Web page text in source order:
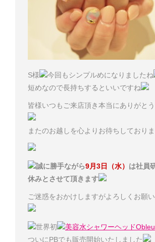
S様
今回もシンプルめになりましたね
短めなので長持ちするといいですね
皆様いつもご来店頂き本当にありがと
またのお越しを心よりお待ちしており
誠に勝手ながら9月3日（水） は社員
休みとさせて頂きます
ご迷惑をおかけしますがよろしくお願
世界初
美容水シャワーヘッドObleu
ついにPBでも販売開始いたしました